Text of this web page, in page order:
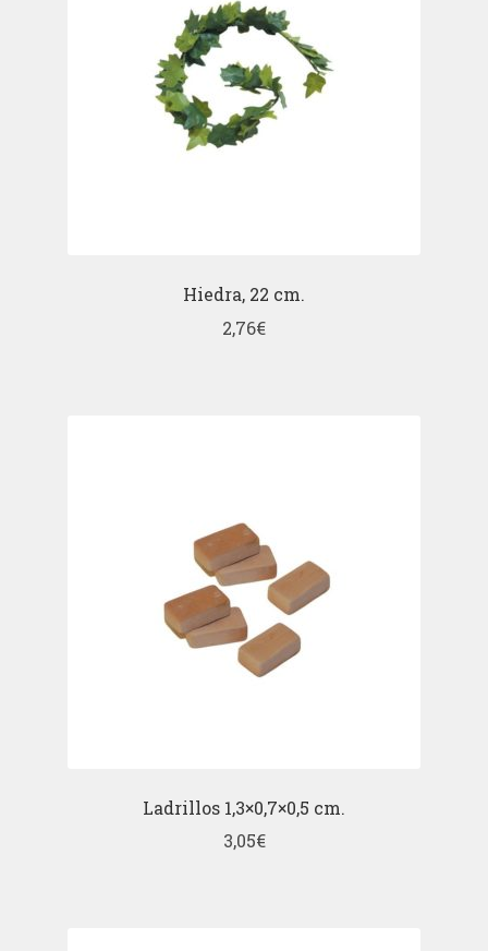
Hiedra, 22 cm.
2,76€
Ladrillos 1,3×0,7×0,5 cm.
3,05€